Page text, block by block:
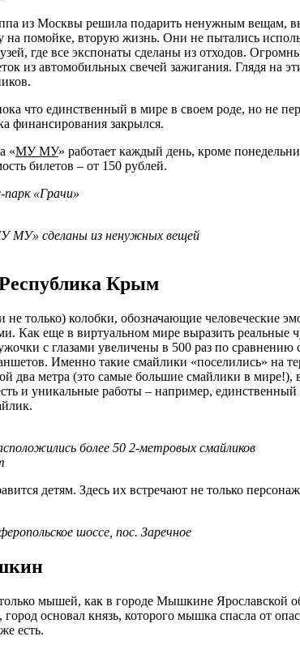
из Москвы решила подарить ненужным вещам,
помойке, вторую жизнь. Они не пытались
где все экспонаты сделаны из отходов.
из автомобильных свечей зажигания. Глядя на
что единственный в мире в своем роде, но не
финансирования закрылся.
«МУ МУ» работает каждый день, кроме
билетов – от 150 рублей.
парк «Грачи»
МУ» сделаны из ненужных вещей
Крым
только) колобки, обозначающие человеческие
Как еще в виртуальном мире выразить реальные
с глазами увеличены в 500 раз по
Именно такие смайлики «поселились» на
два метра (это самые большие смайлики в
и уникальные работы – например,
более 50 2-метровых смайликов
детям. Здесь их встречают не только
шоссе, пос. Заречное
мышей, как в городе Мышкине Ярославской
город основал князь, которого мышка спасла от
есть.